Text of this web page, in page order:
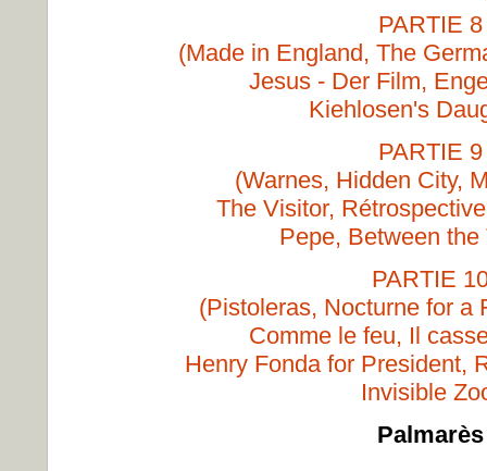
PARTIE 8
(Made in England, The
Jesus - Der Film,
Kiehlosen's
PARTIE 9
(Warnes, Hidden City,
The Visitor,
Pepe, Between the
PARTIE
(Pistoleras, Nocturne for a
Comme le feu, Il
Henry Fonda for President,
Invisible
Palmarès